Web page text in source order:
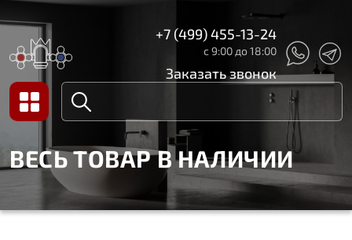
+7 (499) 455-13-24
с 9:00 до 18:00
Заказать звонок
ВЕСЬ ТОВАР В НАЛИЧИИ